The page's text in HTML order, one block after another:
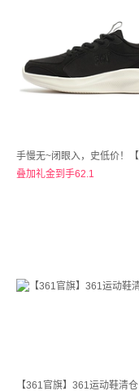
叠加礼金到手62.1
【361官旗】361运动鞋清仓